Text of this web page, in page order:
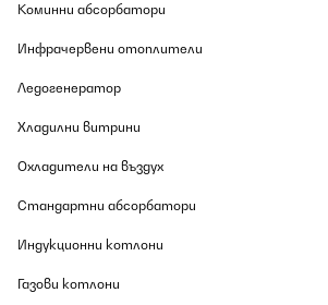
Коминни абсорбатори
Инфрачервени отоплители
Ледогенератор
Хладилни витрини
Охладители на въздух
Стандартни абсорбатори
Индукционни котлони
Газови котлони